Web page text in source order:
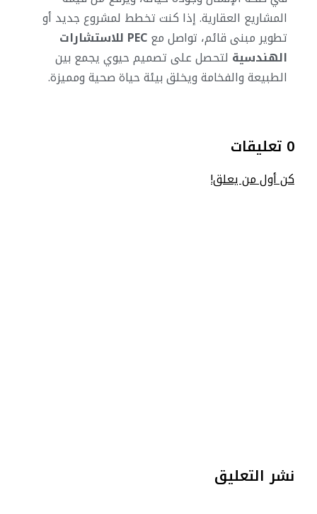
المشاريع العقارية. إذا كنت تخطط لمشروع جديد أو
تطوير مبنى قائم، تواصل مع
PEC للاستشارات
الهندسية لتحصل على تصميم حيوي يجمع بين
الطبيعة والفخامة ويخلق بيئة حياة صحية ومميزة.
0 تعليقات
كن أول من يعلق!
نشر التعليق